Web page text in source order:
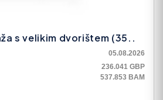
s velikim dvorištem (35..
05.08.2026
236.041 GBP
537.853 BAM